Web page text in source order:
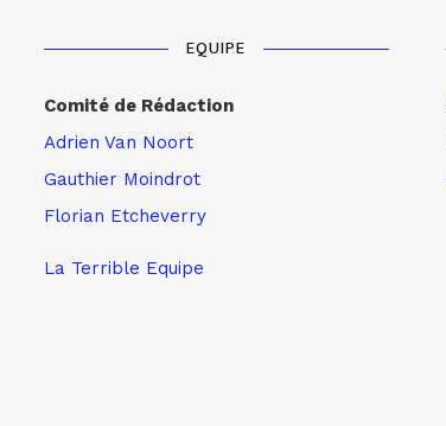
EQUIPE
Comité de Rédaction
Adrien Van Noort
Gauthier Moindrot
Florian Etcheverry
La Terrible Equipe